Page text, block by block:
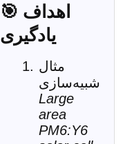
🎯 اهداف
یادگیری
مثال
شبیه‌سازی
Large
area
PM6:Y6